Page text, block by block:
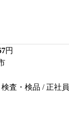
円
査・検品 / 正社員